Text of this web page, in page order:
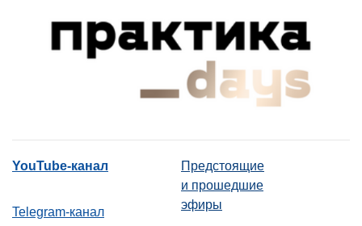
YouTube-канал
Telegram-канал
Предстоящие
и прошедшие
эфиры